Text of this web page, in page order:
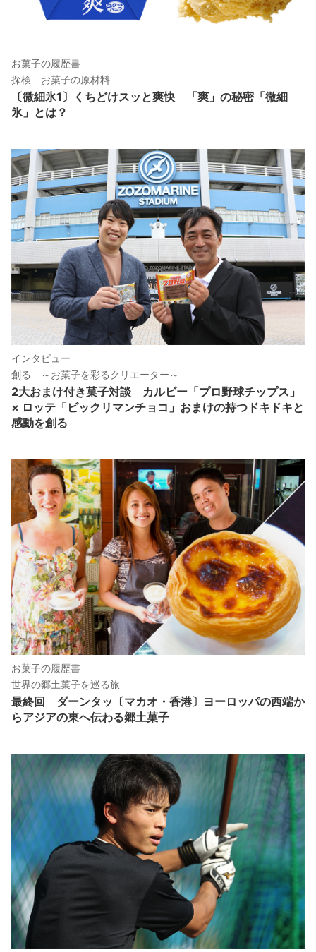
お菓子の履歴書
探検 お菓子の原材料
〔微細氷1〕くちどけスッと爽快 「爽」の秘密「微細
氷」とは？
インタビュー
創る ～お菓子を彩るクリエーター～
2大おまけ付き菓子対談 カルビー「プロ野球チップス」
× ロッテ「ビックリマンチョコ」おまけの持つドキドキと
感動を創る
お菓子の履歴書
世界の郷土菓子を巡る旅
最終回 ダーンタッ〔マカオ・香港〕ヨーロッパの西端か
らアジアの東へ伝わる郷土菓子